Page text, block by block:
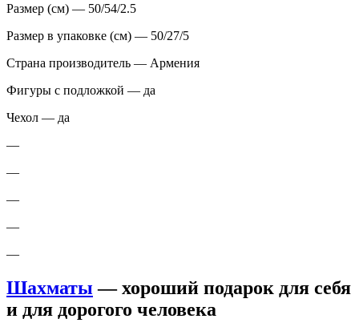
Размер (см) — 50/54/2.5
Размер в упаковке (см) — 50/27/5
Страна производитель — Армения
Фигуры с подложкой — да
Чехол — да
—
—
—
—
—
Шахматы — хороший подарок для себя
и для дорогого человека